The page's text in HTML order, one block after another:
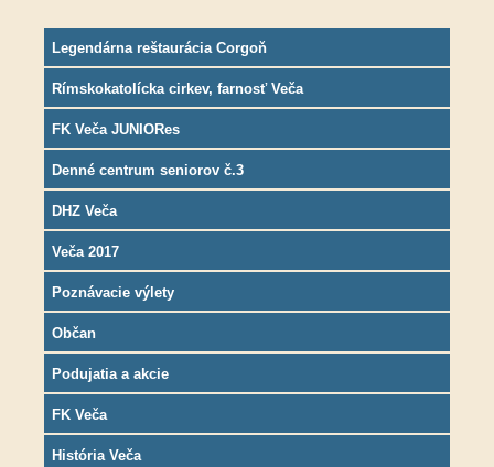
Legendárna reštaurácia Corgoň
Rímskokatolícka cirkev, farnosť Veča
FK Veča JUNIORes
Denné centrum seniorov č.3
DHZ Veča
Veča 2017
Poznávacie výlety
Občan
Podujatia a akcie
FK Veča
História Veča